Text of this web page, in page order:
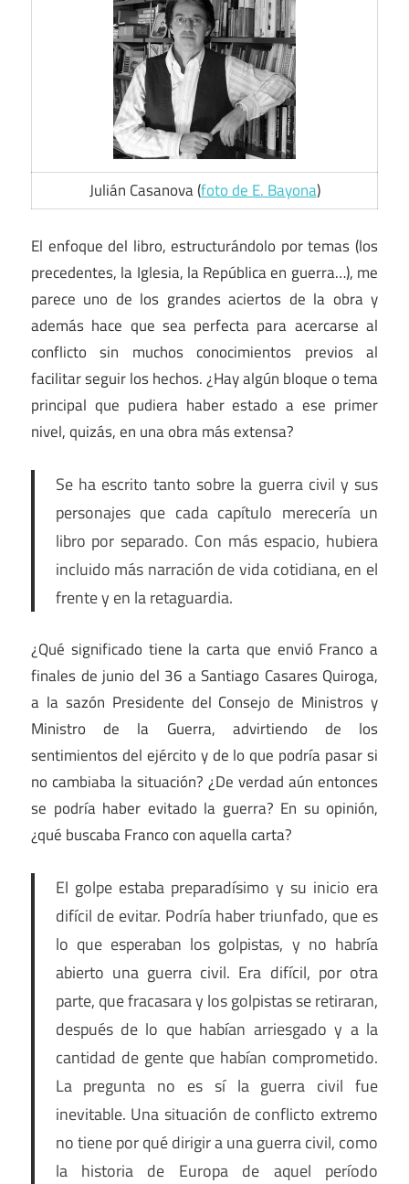
Julián Casanova (foto de E. Bayona)
El enfoque del libro, estructurándolo por temas (los
precedentes, la Iglesia, la República en guerra…), me
parece uno de los grandes aciertos de la obra y
además hace que sea perfecta para acercarse al
conflicto sin muchos conocimientos previos al
facilitar seguir los hechos. ¿Hay algún bloque o tema
principal que pudiera haber estado a ese primer
nivel, quizás, en una obra más extensa?
Se ha escrito tanto sobre la guerra civil y sus
personajes que cada capítulo merecería un
libro por separado. Con más espacio, hubiera
incluido más narración de vida cotidiana, en el
frente y en la retaguardia.
¿Qué significado tiene la carta que envió Franco a
finales de junio del 36 a Santiago Casares Quiroga,
a la sazón Presidente del Consejo de Ministros y
Ministro de la Guerra, advirtiendo de los
sentimientos del ejército y de lo que podría pasar si
no cambiaba la situación? ¿De verdad aún entonces
se podría haber evitado la guerra? En su opinión,
¿qué buscaba Franco con aquella carta?
El golpe estaba preparadísimo y su inicio era
difícil de evitar. Podría haber triunfado, que es
lo que esperaban los golpistas, y no habría
abierto una guerra civil. Era difícil, por otra
parte, que fracasara y los golpistas se retiraran,
después de lo que habían arriesgado y a la
cantidad de gente que habían comprometido.
La pregunta no es sí la guerra civil fue
inevitable. Una situación de conflicto extremo
no tiene por qué dirigir a una guerra civil, como
la historia de Europa de aquel período